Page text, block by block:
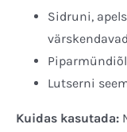
Sidruni,
Lutserni
Kuidas kasutada: